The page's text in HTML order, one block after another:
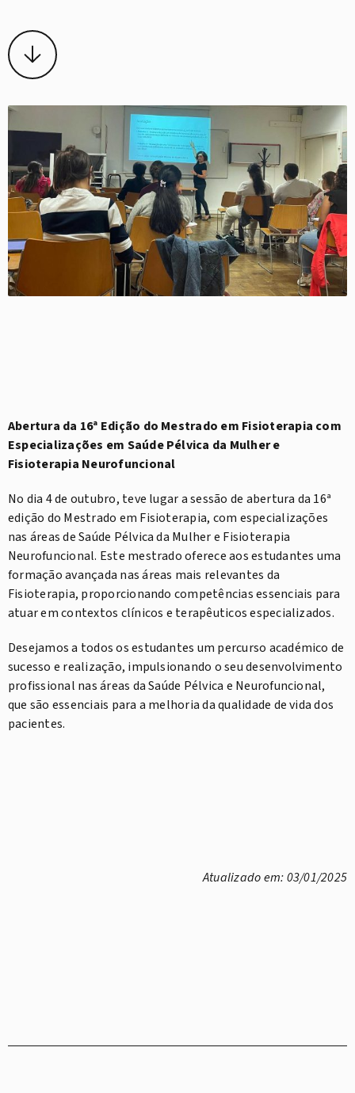
Abertura da 16ª Edição do Mestrado em Fisioterapia com
Especializações em Saúde Pélvica da Mulher e
Fisioterapia Neurofuncional
No dia 4 de outubro, teve lugar a sessão de abertura da 16ª
edição do Mestrado em Fisioterapia, com especializações
nas áreas de Saúde Pélvica da Mulher e Fisioterapia
Neurofuncional. Este mestrado oferece aos estudantes uma
formação avançada nas áreas mais relevantes da
Fisioterapia, proporcionando competências essenciais para
atuar em contextos clínicos e terapêuticos especializados.
Desejamos a todos os estudantes um percurso académico de
sucesso e realização, impulsionando o seu desenvolvimento
profissional nas áreas da Saúde Pélvica e Neurofuncional,
que são essenciais para a melhoria da qualidade de vida dos
pacientes.
Atualizado em: 03/01/2025